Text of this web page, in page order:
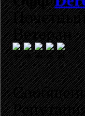
Ветеран